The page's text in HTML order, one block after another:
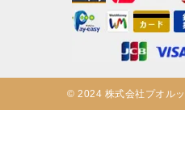
© 2024 株式会社プオル